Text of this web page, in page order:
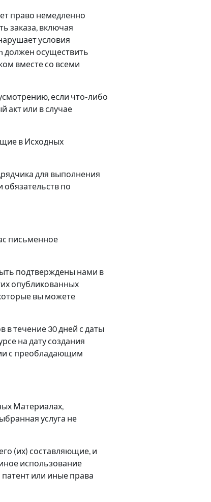
право немедленно
заказа, включая
условия
должен осуществить
вместе со всеми
если что-либо
акт или в случае
в Исходных
для выполнения
по
письменное
подтверждены нами в
опубликованных
вы можете
течение 30 дней с даты
на дату создания
с преобладающим
Материалах,
услуга не
(их) составляющие, и
использование
или иные права